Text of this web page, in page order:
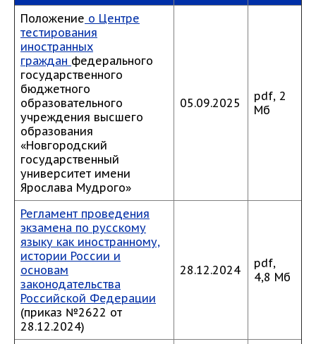
Положение о Центре
тестирования
иностранных
граждан федерального
государственного
бюджетного
образовательного
учреждения высшего
образования
«Новгородский
государственный
университет имени
Ярослава Мудрого»
05.09.2025
pdf, 2
Мб
Регламент проведения
экзамена по русскому
языку как иностранному,
истории России и
основам
законодательства
Российской Федерации
(приказ №2622 от
28.12.2024)
28.12.2024
pdf,
4,8 Мб